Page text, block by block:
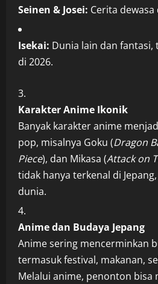
Seinen & Josei: Cerita
Isekai: Dunia lain dan
di 2026.
Karakter Anime Ikonik
Banyak karakter anime
pop, misalnya Goku (Dragon
Piece), dan Mikasa (Attack on
tidak hanya terkenal di
dunia.
Anime dan Budaya Jepang
Anime sering mencerminkan
termasuk festival, makanan,
Melalui anime, penonton bisa